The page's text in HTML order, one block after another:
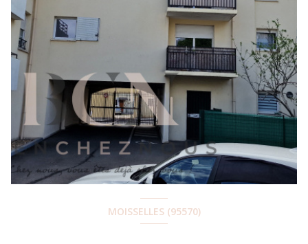
MOISSELLES (95570)